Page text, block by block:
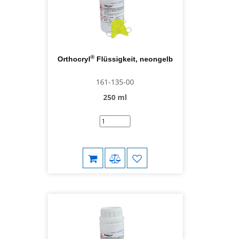
Orthocryl®Flüssigkeit, neongelb
161-135-00
250 ml